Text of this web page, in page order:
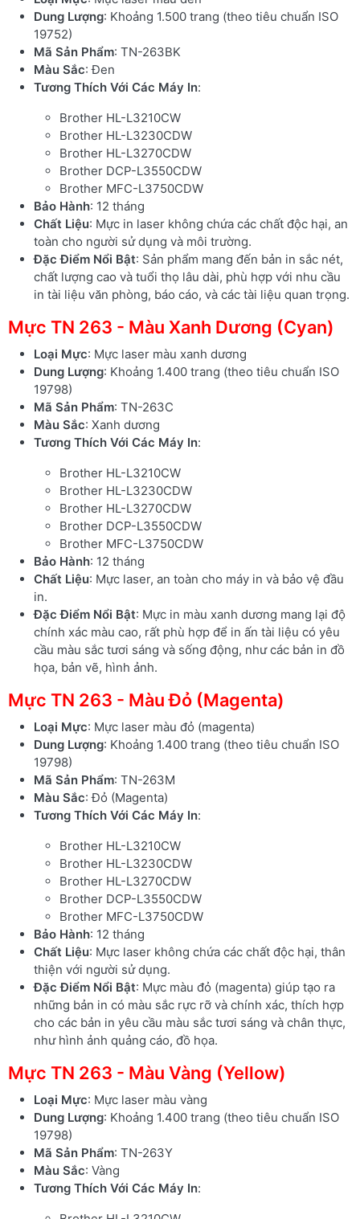
Dung Lượng: Khoảng 1.500 trang (theo tiêu chuẩn ISO
19752)
Mã Sản Phẩm: TN-263BK
Màu Sắc: Đen
Tương Thích Với Các Máy In:
Brother HL-L3210CW
Brother HL-L3230CDW
Brother HL-L3270CDW
Brother DCP-L3550CDW
Brother MFC-L3750CDW
Bảo Hành: 12 tháng
Chất Liệu: Mực in laser không chứa các chất độc hại, an
toàn cho người sử dụng và môi trường.
Đặc Điểm Nổi Bật: Sản phẩm mang đến bản in sắc nét,
chất lượng cao và tuổi thọ lâu dài, phù hợp với nhu cầu
in tài liệu văn phòng, báo cáo, và các tài liệu quan trọng.
Mực TN 263 - Màu Xanh Dương (Cyan)
Loại Mực: Mực laser màu xanh dương
Dung Lượng: Khoảng 1.400 trang (theo tiêu chuẩn ISO
19798)
Mã Sản Phẩm: TN-263C
Màu Sắc: Xanh dương
Tương Thích Với Các Máy In:
Brother HL-L3210CW
Brother HL-L3230CDW
Brother HL-L3270CDW
Brother DCP-L3550CDW
Brother MFC-L3750CDW
Bảo Hành: 12 tháng
Chất Liệu: Mực laser, an toàn cho máy in và bảo vệ đầu
in.
Đặc Điểm Nổi Bật: Mực in màu xanh dương mang lại độ
chính xác màu cao, rất phù hợp để in ấn tài liệu có yêu
cầu màu sắc tươi sáng và sống động, như các bản in đồ
họa, bản vẽ, hình ảnh.
Mực TN 263 - Màu Đỏ (Magenta)
Loại Mực: Mực laser màu đỏ (magenta)
Dung Lượng: Khoảng 1.400 trang (theo tiêu chuẩn ISO
19798)
Mã Sản Phẩm: TN-263M
Màu Sắc: Đỏ (Magenta)
Tương Thích Với Các Máy In:
Brother HL-L3210CW
Brother HL-L3230CDW
Brother HL-L3270CDW
Brother DCP-L3550CDW
Brother MFC-L3750CDW
Bảo Hành: 12 tháng
Chất Liệu: Mực laser không chứa các chất độc hại, thân
thiện với người sử dụng.
Đặc Điểm Nổi Bật: Mực màu đỏ (magenta) giúp tạo ra
những bản in có màu sắc rực rỡ và chính xác, thích hợp
cho các bản in yêu cầu màu sắc tươi sáng và chân thực,
như hình ảnh quảng cáo, đồ họa.
Mực TN 263 - Màu Vàng (Yellow)
Loại Mực: Mực laser màu vàng
Dung Lượng: Khoảng 1.400 trang (theo tiêu chuẩn ISO
19798)
Mã Sản Phẩm: TN-263Y
Màu Sắc: Vàng
Tương Thích Với Các Máy In: